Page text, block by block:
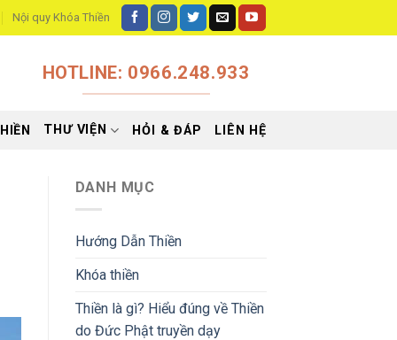
Nội quy Khóa Thiền
HOTLINE: 0966.248.933
THƯ VIỆN HỎI & ĐÁP LIÊN HỆ
DANH MỤC
Hướng Dẫn Thiền
Khóa thiền
Thiền là gì? Hiểu đúng về Thiền
do Đức Phật truyền dạy